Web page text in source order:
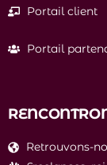
Portail client
Portail
Retrouvons-